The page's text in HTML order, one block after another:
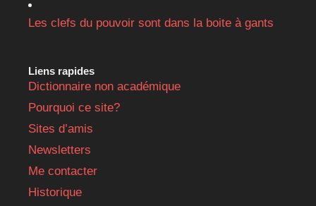
Les clefs du pouvoir sont dans la boite à gants
Liens rapides
Dictionnaire non académique
Pourquoi ce site?
Sites d’amis
Newsletters
Me contacter
Historique